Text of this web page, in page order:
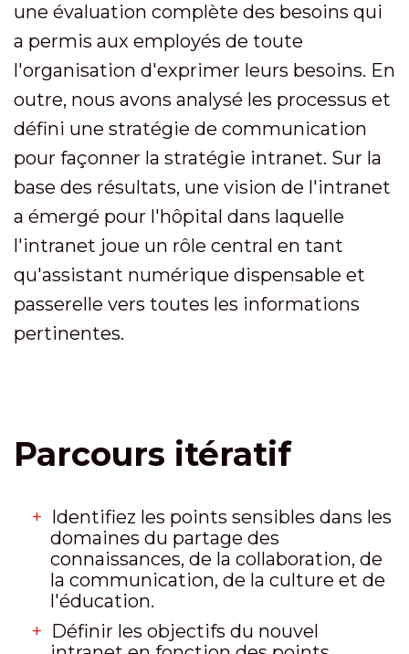
une évaluation complète des besoins qui
a permis aux employés de toute
l'organisation d'exprimer leurs besoins. En
outre, nous avons analysé les processus et
défini une stratégie de communication
pour façonner la stratégie intranet. Sur la
base des résultats, une vision de l'intranet
a émergé pour l'hôpital dans laquelle
l'intranet joue un rôle central en tant
qu'assistant numérique dispensable et
passerelle vers toutes les informations
pertinentes.
Parcours itératif
Identifiez les points sensibles dans les
domaines du partage des
connaissances, de la collaboration, de
la communication, de la culture et de
l'éducation.
Définir les objectifs du nouvel